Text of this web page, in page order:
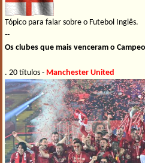
Tópico para falar sobre o Futebol Inglês.
--
Os clubes que mais venceram o
. 20 títulos - Manchester United